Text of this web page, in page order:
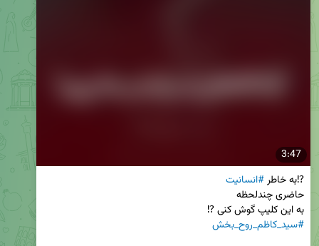
3:47
⁉️به خاطر #انسانیت
به این کلیپ گوش کنی ⁉️
#سید_کاظم_روح_بخش